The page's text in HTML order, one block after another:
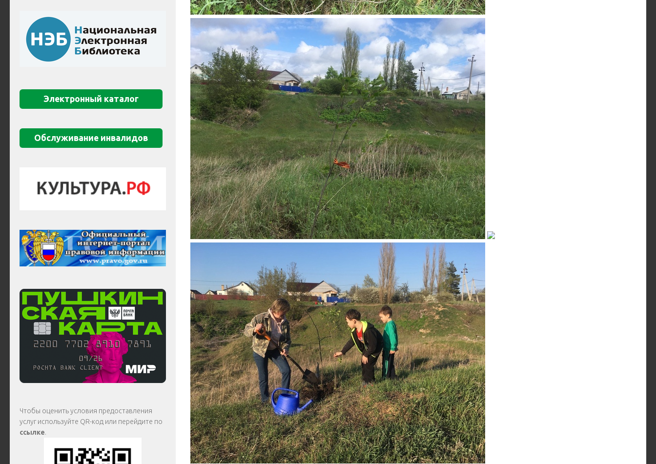
Электронный каталог
Обслуживание инвалидов
Чтобы оценить условия предоставления
услуг используйте QR-код или перейдите по
ссылке.